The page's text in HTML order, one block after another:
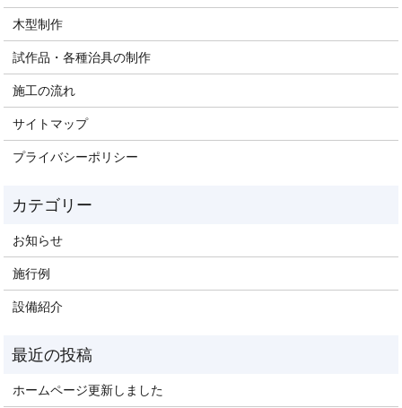
木型制作
試作品・各種治具の制作
施工の流れ
サイトマップ
プライバシーポリシー
お知らせ
施行例
設備紹介
ホームページ更新しました